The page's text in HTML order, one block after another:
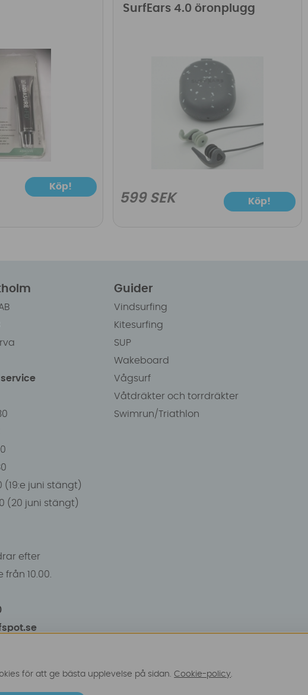
Köp!
SurfEars 4.0 öronplugg
599 SEK Köp!
(19:e juni stängt)
(20 juni stängt)
efter
10.00.
Guider
Vindsurfing
Kitesurfing
SUP
Wakeboard
Vågsurf
Våtdräkter och torrdräkter
Swimrun/Triathlon
för att ge bästa upplevelse på sidan.Cookie-policy.